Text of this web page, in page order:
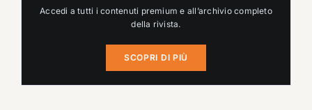
Accedi a tutti i contenuti premium e all’archivio completo
della rivista.
SCOPRI DI PIÙ